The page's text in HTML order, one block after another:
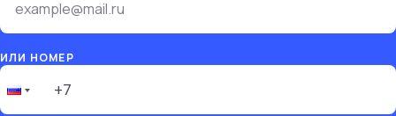
ИЛИ НОМЕР